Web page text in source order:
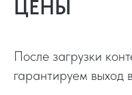
ЦЕНЫ
После загрузки
гарантируем выход